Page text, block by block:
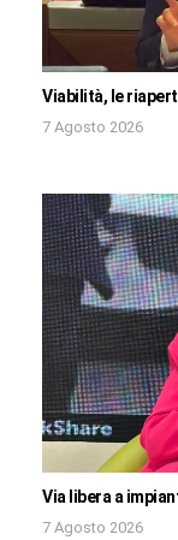
Viabilità, le
7 Agosto 2026
Via libera a
7 Agosto 2026